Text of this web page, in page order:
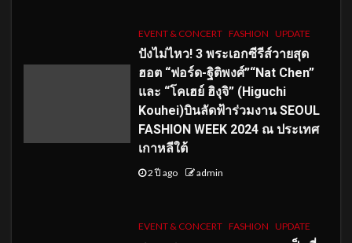
EVENT & CONCERT FASHION UPDATE
ปังไม่ไหว! 3 พระเอกซีรีส์วายสุด
ฮอต “ฟอร์ด-ฐิติพงศ์”“Nat Chen”
และ “โคเฮย์ ฮิงุจิ” (Higuchi
Kouhei)บินลัดฟ้าร่วมงาน SEOUL
FASHION WEEK 2024 ณ ประเทศ
เกาหลีใต้
2 ปี ago admin
EVENT & CONCERT FASHION UPDATE